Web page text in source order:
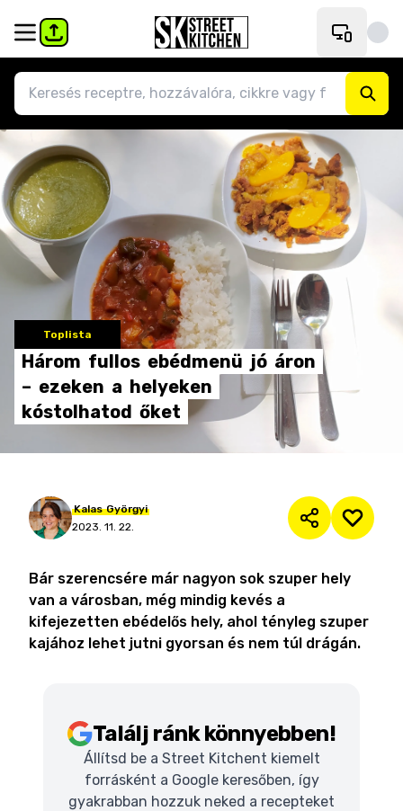
Toplista
Három fullos ebédmenü jó áron
– ezeken a helyeken
kóstolhatod őket
Kalas Györgyi
2023. 11. 22.
Bár szerencsére már nagyon sok szuper hely
van a városban, még mindig kevés a
kifejezetten ebédelős hely, ahol tényleg szuper
kajához lehet jutni gyorsan és nem túl drágán.
Találj ránk könnyebben!
Állítsd be a Street Kitchent kiemelt
forrásként a Google keresőben, így
gyakrabban hozzuk neked a recepteket